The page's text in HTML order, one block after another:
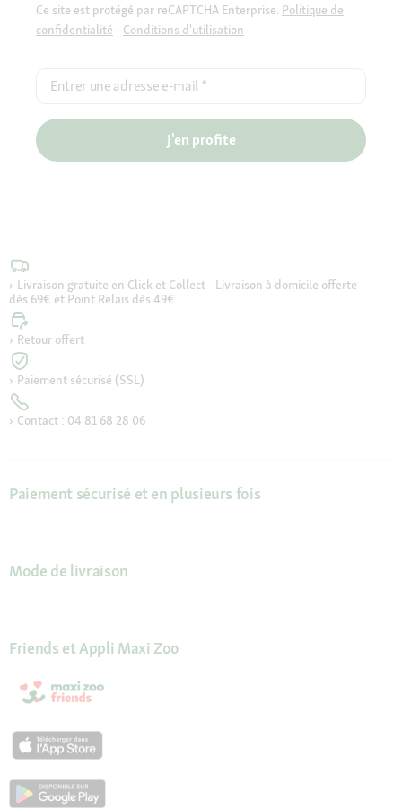
Ce site est protégé par reCAPTCHA Enterprise. Politique de
confidentialité - Conditions d'utilisation
Entrer une adresse e-mail *
J'en profite
Livraison gratuite en Click et Collect - Livraison à domicile offerte
dès 69€ et Point Relais dès 49€
Retour offert
Paiement sécurisé (SSL)
Contact : 04 81 68 28 06
Paiement sécurisé et en plusieurs fois
Mode de livraison
Friends et Appli Maxi Zoo